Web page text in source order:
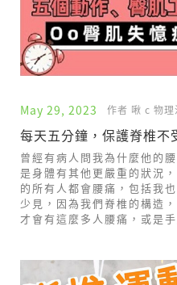
May 29, 2023 作者 啾 c 物理
每天五分鐘，保護脊椎不
曾經有病人問我為什麼他的
是身體有其他更嚴重的狀況
的所有人都會腰痛，包括我
少見，因為我們脊椎的構造
才會有這麼多人腰痛，或是手